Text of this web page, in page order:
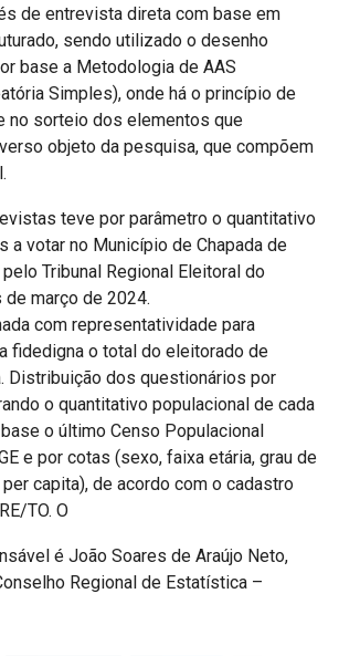
de entrevista direta com base em
sendo utilizado o desenho
base a Metodologia de AAS
Simples), onde há o princípio de
no sorteio dos elementos que
objeto da pesquisa, que compõem
teve por parâmetro o quantitativo
a votar no Município de Chapada de
Tribunal Regional Eleitoral do
março de 2024.
com representatividade para
fidedigna o total do eleitorado de
Distribuição dos questionários por
o quantitativo populacional de cada
o último Censo Populacional
e por cotas (sexo, faixa etária, grau de
capita), de acordo com o cadastro
TO. O
é João Soares de Araújo Neto,
Regional de Estatística –